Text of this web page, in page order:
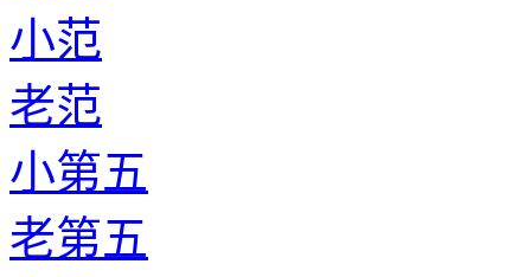
小范
老范
小第五
老第五